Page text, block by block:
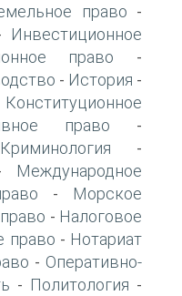
право -
Инвестиционное
право -
- История -
Конституционное
право -
Криминология -
Международное
-
Морское
- Налоговое
право - Нотариат
- Оперативно-
- Политология -